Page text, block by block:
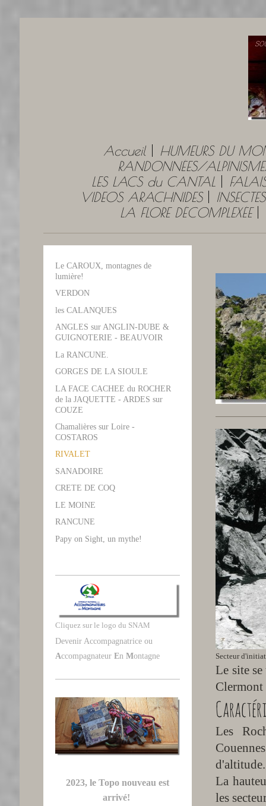
Accueil
HUMEURS DU
RANDONNÉES/
LES LACS du CANTAL
VIDEOS ARACHNIDES
INSECTES
LA FLORE DÉCOMPLEXÉE
Secteur
Le site
Clermont
Les
d'altitude.
La
les
Le CAROUX, montagnes de
lumière!
VERDON
les CALANQUES
ANGLES sur ANGLIN-DUBE &
GUIGNOTERIE - BEAUVOIR
La RANCUNE.
GORGES DE LA SIOULE
LA FACE CACHEE du ROCHER
de la JAQUETTE - ARDES sur
COUZE
Chamalières sur Loire -
COSTAROS
RIVALET
SANADOIRE
CRETE DE COQ
LE MOINE
RANCUNE
Papy on Sight, un mythe!
Cliquez sur le logo du SNAM
Devenir Accompagnatrice ou
Accompagnateur En Montagne
2023, le Topo nouveau est
arrivé!